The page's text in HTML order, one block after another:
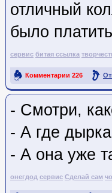
отличный
было
сервис битая ссылка
Комментарии 226
Ссылка на пост
- Смотри,
- А где
- А она уже
онегдод сервис Сделай сам